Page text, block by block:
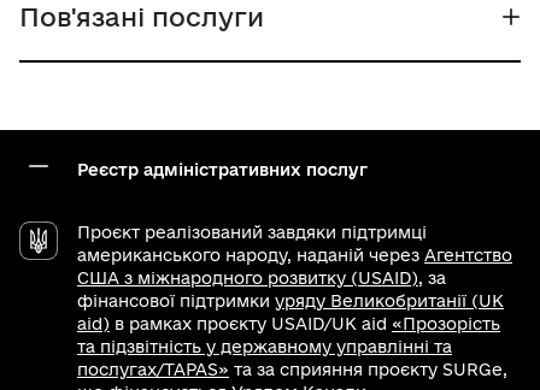
Пов'язані послуги
Реєстр адміністративних послуг
Проєкт реалізований завдяки підтримці
американського народу, наданій через Агентство
США з міжнародного розвитку (USAID), за
фінансової підтримки уряду Великобританії (UK
aid) в рамках проєкту USAID/UK aid «Прозорість
та підзвітність у державному управлінні та
послугах/TAPAS» та за сприяння проєкту SURGe,